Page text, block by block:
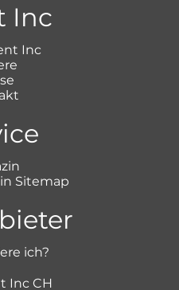
Inc
Inc
Sitemap
ich?
Inc CH